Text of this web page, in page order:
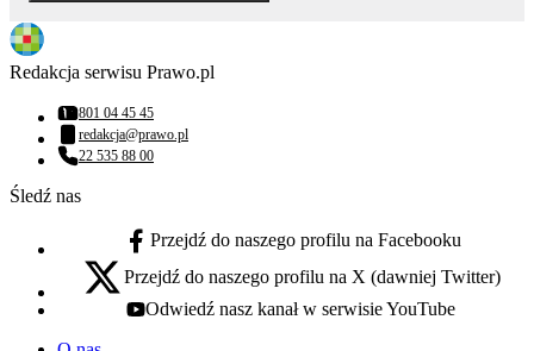
Redakcja serwisu Prawo.pl
Numer telefonu:
801 04 45 45
Adres email:
redakcja@prawo.pl
Numer telefonu:
22 535 88 00
Śledź nas
facebook - otwiera się w nowej karcie
Przejdź do naszego profilu na Facebooku
x - otwiera się w nowej karcie
Przejdź do naszego profilu na X (dawniej Twitter)
youtube - otwiera się w nowej karcie
Odwiedź nasz kanał w serwisie YouTube